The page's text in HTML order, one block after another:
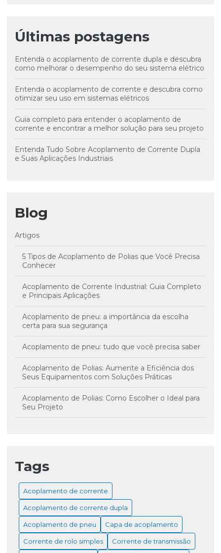
Últimas postagens
Entenda o acoplamento de corrente dupla e descubra
como melhorar o desempenho do seu sistema elétrico
Entenda o acoplamento de corrente e descubra como
otimizar seu uso em sistemas elétricos
Guia completo para entender o acoplamento de
corrente e encontrar a melhor solução para seu projeto
Entenda Tudo Sobre Acoplamento de Corrente Dupla
e Suas Aplicações Industriais
Blog
Artigos
5 Tipos de Acoplamento de Polias que Você Precisa
Conhecer
Acoplamento de Corrente Industrial: Guia Completo
e Principais Aplicações
Acoplamento de pneu: a importância da escolha
certa para sua segurança
Acoplamento de pneu: tudo que você precisa saber
Acoplamento de Polias: Aumente a Eficiência dos
Seus Equipamentos com Soluções Práticas
Acoplamento de Polias: Como Escolher o Ideal para
Seu Projeto
Acoplamentos de Borracha: Benefícios, Aplicações e
Capa de Acoplamento: Guia Completo para Escolha e
Aplicações
Capa para Acoplamento: Como Escolher e Suas
Vantagens
Tags
Acoplamento de corrente
Acoplamento de corrente dupla
Acoplamento de pneu Capa de acoplamento
Corrente de rolo simples Corrente de transmissão